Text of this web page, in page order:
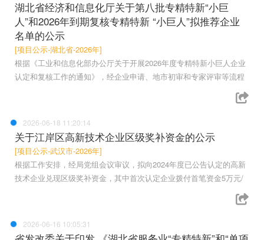
湖北省经济和信息化厅关于第八批专精特新“小巨
人”和2026年到期复核专精特新 “小巨人”拟推荐企业
名单的公示
[项目公示-湖北省-2026年]
根据《工业和信息化部办公厅关于开展2026年度专精特新小巨人企业
认定和复核工作的通知》，经企业申请、地市初审和专家评审等流程
2026-06-18 11:20:14
关于江岸区高新技术企业区级奖补资金的公示
[项目公示-武汉市-2026年]
根据工作安排，经局党组会议审议，拟向2024年度已公告认定的高新
技术企业兑现区级奖补资金，其中首次认定企业拨付首笔资金5万元/
2026-06-16 10:05:31